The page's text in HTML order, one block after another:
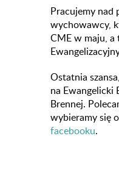
Pracujemy nad
wychowawcy,
CME w maju, a
Ostatnia
na Ewangelicki
Brennej.
wybieramy się
facebooku.